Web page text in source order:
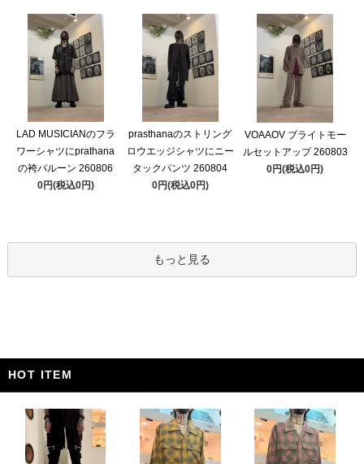
LAD MUSICIANのフラ
ワーシャツにprathana
の袴バルーン 260806
0円(税込0円)
prasthanaのストリング
ロウエッジシャツにニー
タックパンツ 260804
0円(税込0円)
VOAAOV ブライトモー
ルセットアップ 260803
0円(税込0円)
もっと見る
HOT ITEM